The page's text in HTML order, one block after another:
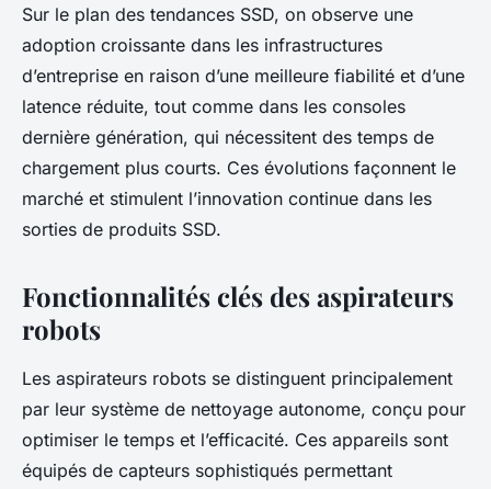
Sur le plan des tendances SSD, on observe une
adoption croissante dans les infrastructures
d’entreprise en raison d’une meilleure fiabilité et d’une
latence réduite, tout comme dans les consoles
dernière génération, qui nécessitent des temps de
chargement plus courts. Ces évolutions façonnent le
marché et stimulent l’innovation continue dans les
sorties de produits SSD.
Fonctionnalités clés des aspirateurs
robots
Les aspirateurs robots se distinguent principalement
par leur système de nettoyage autonome, conçu pour
optimiser le temps et l’efficacité. Ces appareils sont
équipés de capteurs sophistiqués permettant